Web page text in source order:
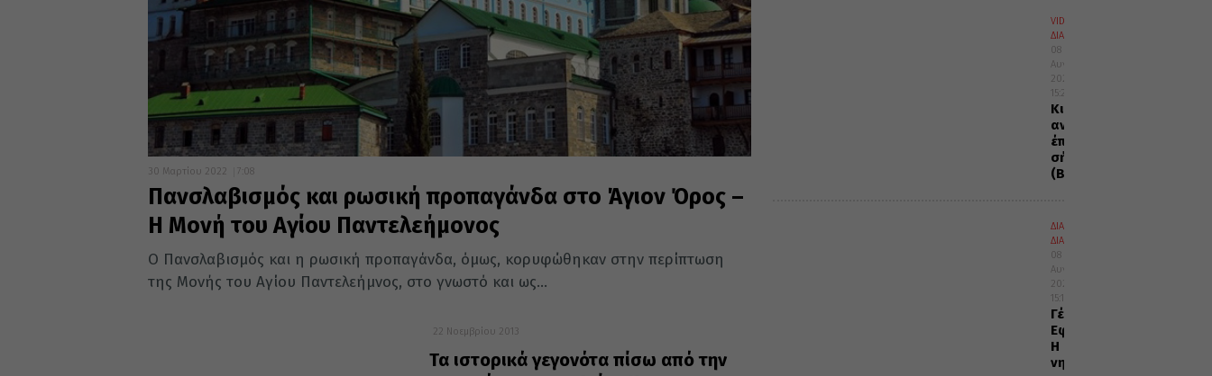
30 Μαρτίου 2022 7:08
Πανσλαβισμός και ρωσική προπαγάνδα στο Άγιον Όρος –
Η Μονή του Αγίου Παντελεήμονος
Ο Πανσλαβισμός και η ρωσική προπαγάνδα, όμως, κορυφώθηκαν στην περίπτωση
της Μονής του Αγίου Παντελεήμνος, στο γνωστό και ως...
22 Νοεμβρίου 2013
Τα ιστορικά γεγονότα πίσω από την
VIDEOS
ΔΙΑΦΟΡΑ
08
Αυγούστου
2026
15:28
Κι
αν
έπεσες,
σήκω
(Βίντεο)
ΔΙΑΛΟΓΟΣ
ΔΙΑΦΟΡΑ
08
Αυγούστου
2026
15:15
Γέρων
Εφραίμ:
Η
νηστεία